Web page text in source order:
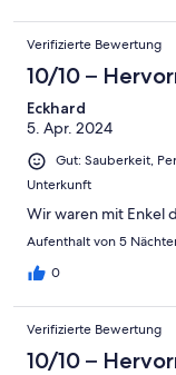
Verifizierte Bewertung
10/10 –
Eckhard
5. Apr. 2024
Gut: Sauberkeit,
Unterkunft
Wir waren mit Enkel
Aufenthalt von 5
0
Verifizierte Bewertung
10/10 –